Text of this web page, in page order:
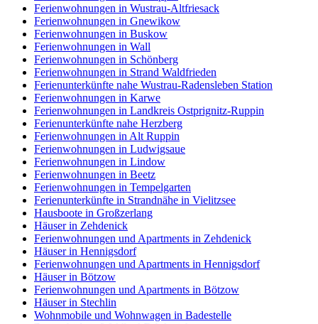
Ferienwohnungen in Wustrau-Altfriesack
Ferienwohnungen in Gnewikow
Ferienwohnungen in Buskow
Ferienwohnungen in Wall
Ferienwohnungen in Schönberg
Ferienwohnungen in Strand Waldfrieden
Ferienunterkünfte nahe Wustrau-Radensleben Station
Ferienwohnungen in Karwe
Ferienwohnungen in Landkreis Ostprignitz-Ruppin
Ferienunterkünfte nahe Herzberg
Ferienwohnungen in Alt Ruppin
Ferienwohnungen in Ludwigsaue
Ferienwohnungen in Lindow
Ferienwohnungen in Beetz
Ferienwohnungen in Tempelgarten
Ferienunterkünfte in Strandnähe in Vielitzsee
Hausboote in Großzerlang
Häuser in Zehdenick
Ferienwohnungen und Apartments in Zehdenick
Häuser in Hennigsdorf
Ferienwohnungen und Apartments in Hennigsdorf
Häuser in Bötzow
Ferienwohnungen und Apartments in Bötzow
Häuser in Stechlin
Wohnmobile und Wohnwagen in Badestelle